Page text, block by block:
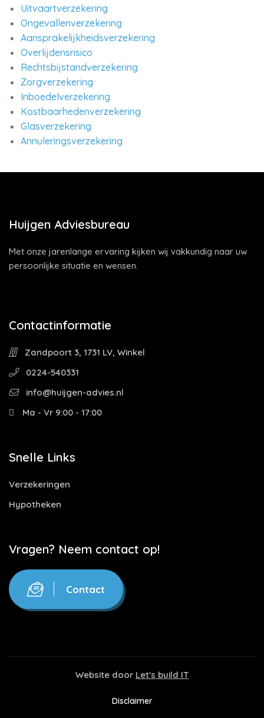
Uitvaartverzekering
Ongevallenverzekering
Aansprakelijkheidsverzekering
Overlijdensrisico
Rechtsbijstandverzekering
Zorgverzekering
Inboedelverzekering
Kostbaarhedenverzekering
Glasverzekering
Annuleringsverzekering
Huijgen Adviesbureau
Met onze jarenlange ervaring kijken wij vakkundig naar uw
persoonlijke situatie en wensen.
Contactinformatie
Zandpoort 3, 1731 LV, Winkel
0224-540331
info@huijgen-advies.nl
Ma - Vr 9:00 - 17:00
Snelle Links
Verzekeringen
Hypotheken
Vragen? Neem contact op!
Contact
Website door Let's build IT
Disclaimer